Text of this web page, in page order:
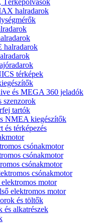
halradarok
halradarok
térképek
és MEGA 360 jeladók
szenzorok
tartók
NMEA kiegészítők
térképezés
csónakmotor
csónakmotor
csónakmotor
csónakmotor
motor
elektromos motor
és töltők
és alkatrészek